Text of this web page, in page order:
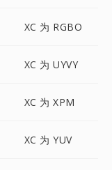
XC 为 RGBO
XC 为 UYVY
XC 为 XPM
XC 为 YUV